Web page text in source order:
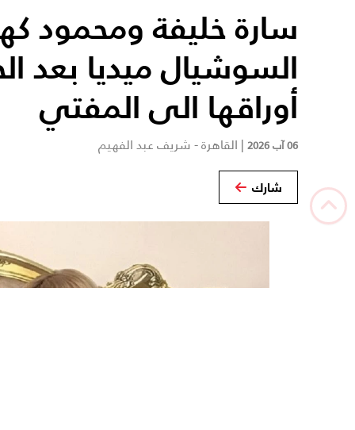
سارة خليفة ومحمود
السوشيال ميديا بعد
أوراقها الى المفتي
06 آب 2026 | القاهرة - شريف عبد الفهيم
شارك